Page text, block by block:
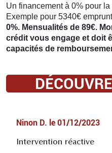
Un financement à 0% pour
Exemple pour 5340€
0%. Mensualités de 89€.
crédit vous engage et doit
capacités de
Ninon D. le 01/12/2023
Intervention réactive